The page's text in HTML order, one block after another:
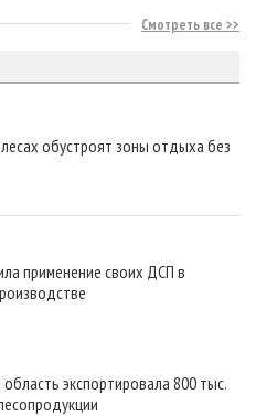
Смотреть все
обустроят зоны отдыха без
применение своих ДСП в
экспортировала 800 тыс.